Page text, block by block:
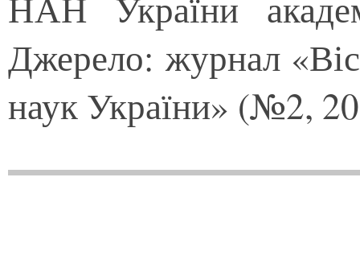
Джерело: журнал
наук України» (№2,